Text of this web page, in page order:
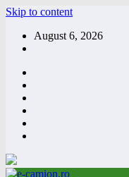
Skip to content
August 6, 2026